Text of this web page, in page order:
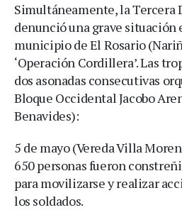
Simultáneamente, la
denunció una grave situación
municipio de El Rosario
‘Operación Cordillera’. Las
dos asonadas consecutivas
Bloque Occidental Jacobo
Benavides):
5 de mayo (Vereda Villa
650 personas fueron
para movilizarse y realizar
los soldados.